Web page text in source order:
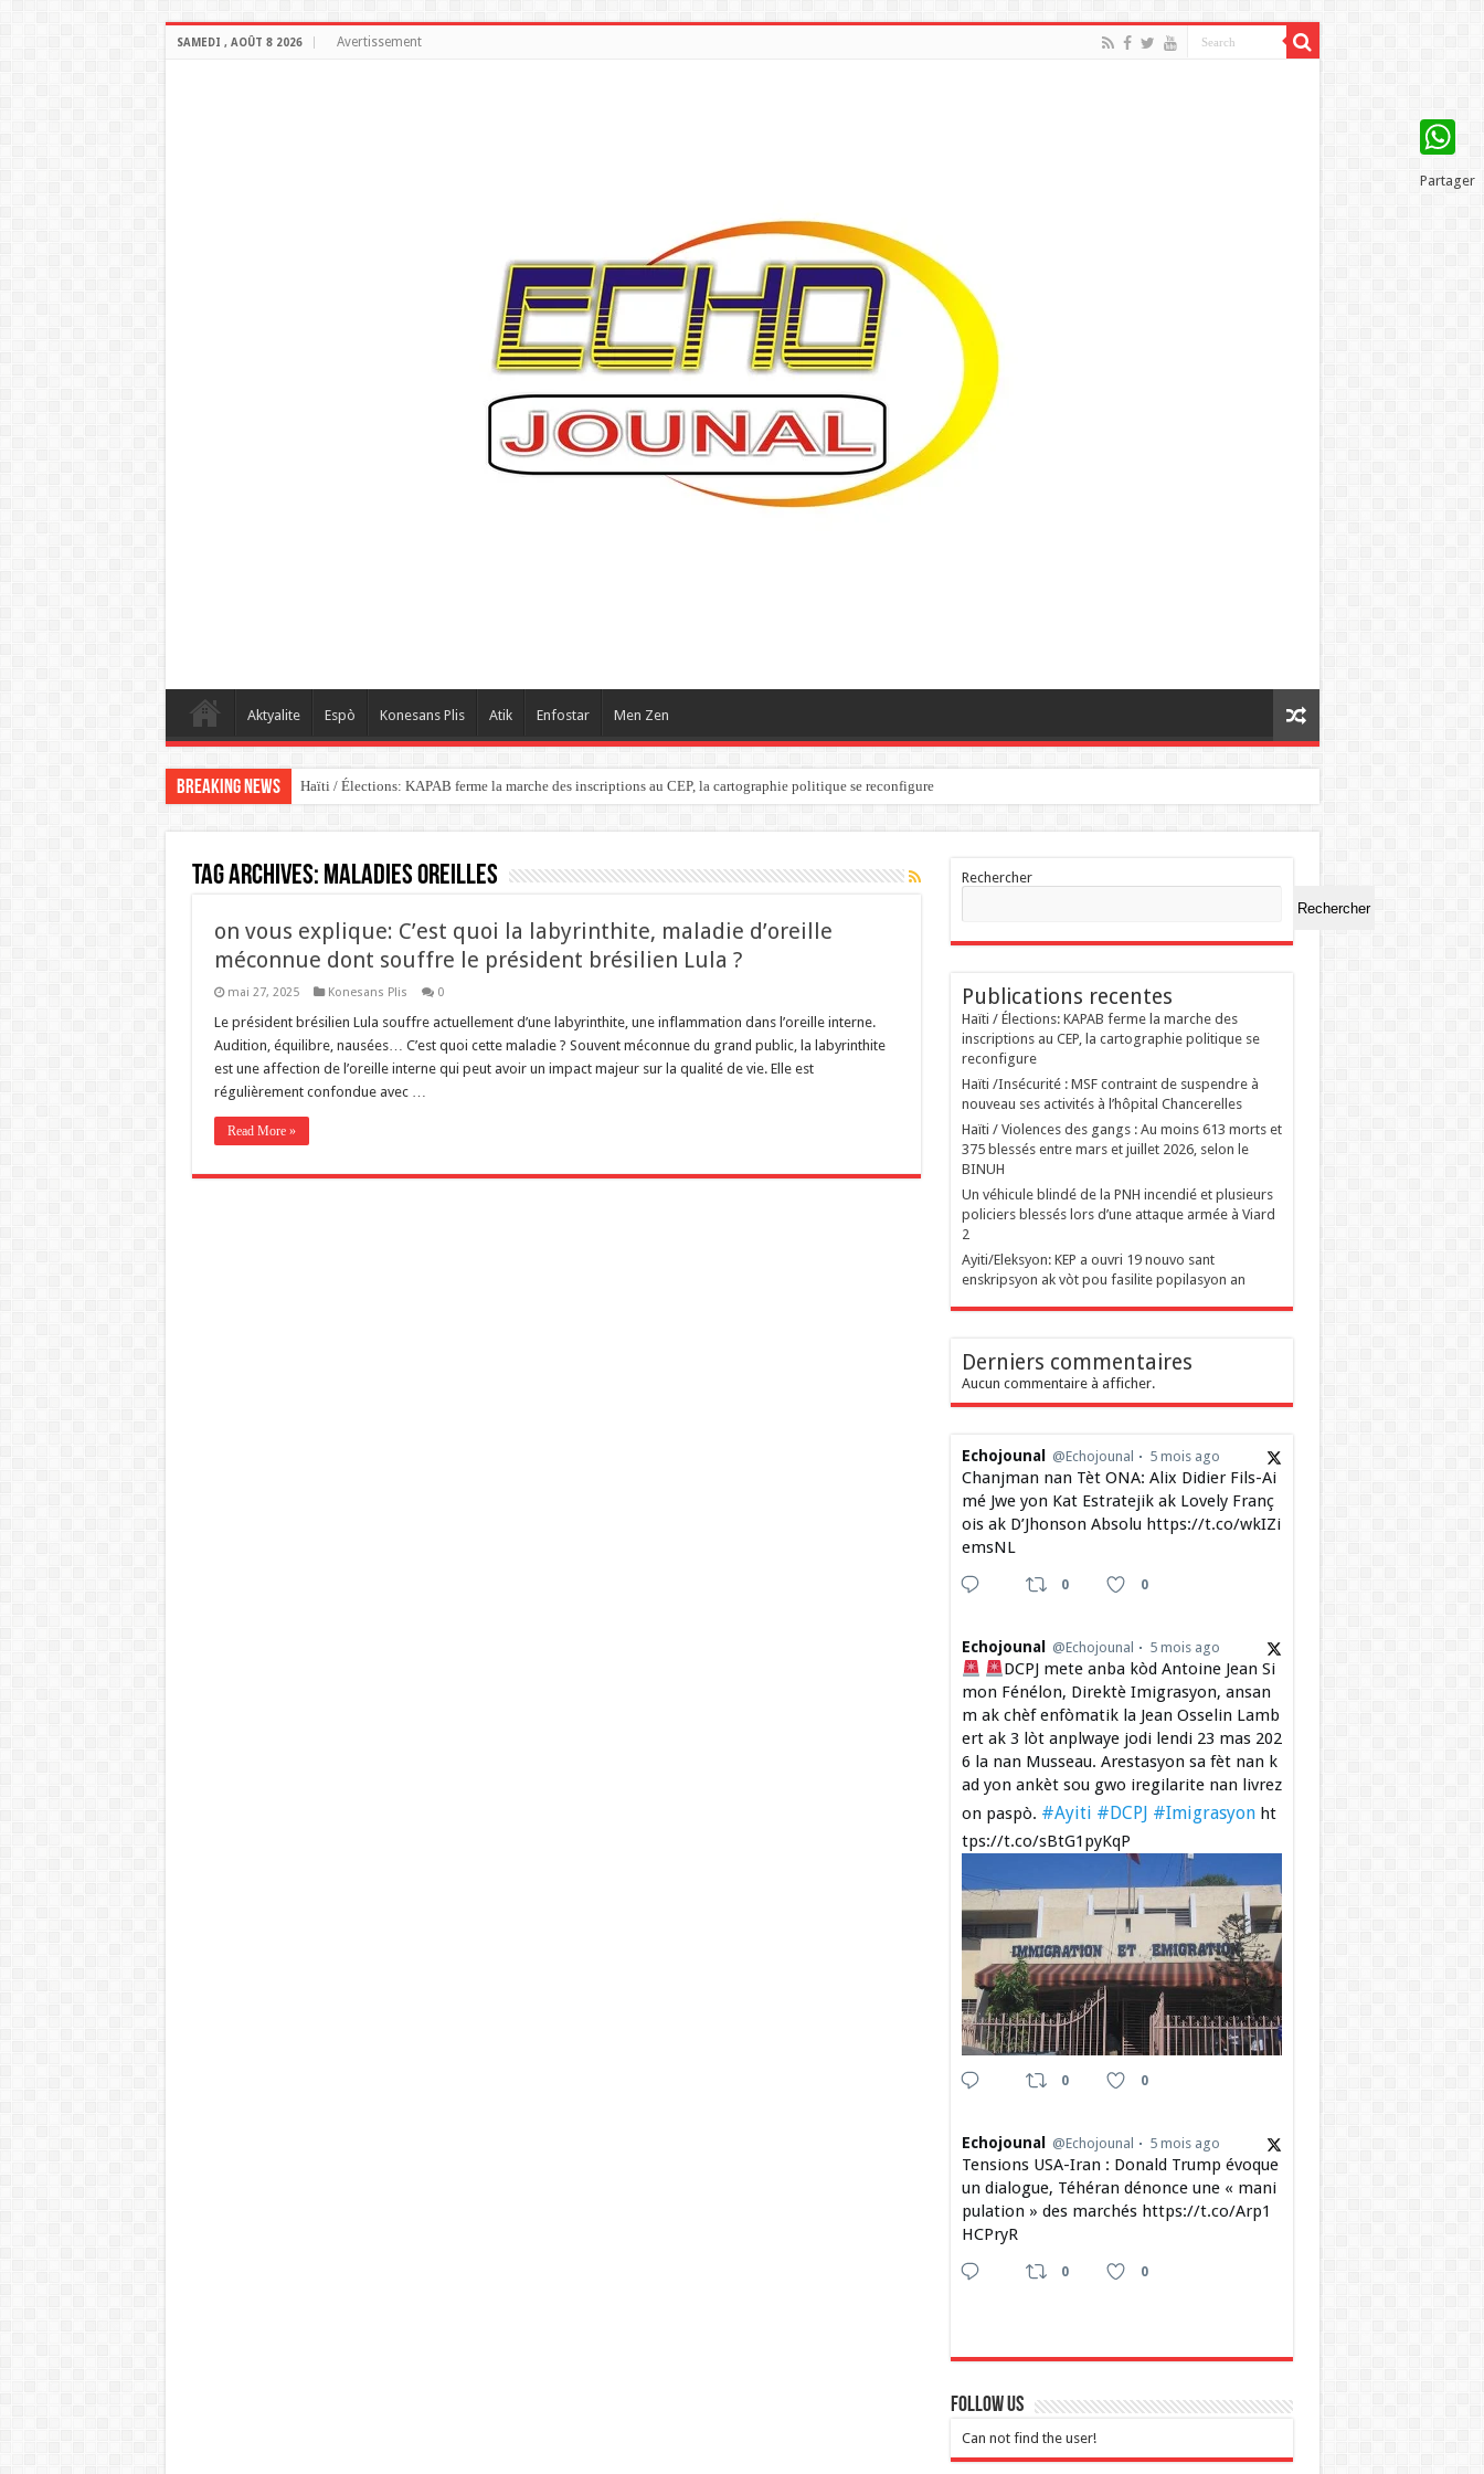
SAMEDI , AOÛT 8 2026 Avertissement
Aktyalite Espò Konesans Plis Atik Enfostar Men Zen
Breaking News Haïti / Élections: KAPAB ferme la marche des inscriptions au CEP, la cartographie politique se reconfigure
Tag Archives: MALADIES OREILLES
on vous explique: C’est quoi la labyrinthite, maladie d’oreille
méconnue dont souffre le président brésilien Lula ?
mai 27, 2025 Konesans Plis 0
Le président brésilien Lula souffre actuellement d’une labyrinthite, une inflammation dans l’oreille interne.
Audition, équilibre, nausées… C’est quoi cette maladie ? Souvent méconnue du grand public, la labyrinthite
est une affection de l’oreille interne qui peut avoir un impact majeur sur la qualité de vie. Elle est
régulièrement confondue avec …
Read More »
Rechercher
Rechercher
Publications recentes
Haïti / Élections: KAPAB ferme la marche des
inscriptions au CEP, la cartographie politique se
reconfigure
Haïti /Insécurité : MSF contraint de suspendre à
nouveau ses activités à l’hôpital Chancerelles
Haïti / Violences des gangs : Au moins 613 morts et
375 blessés entre mars et juillet 2026, selon le
BINUH
Un véhicule blindé de la PNH incendié et plusieurs
policiers blessés lors d’une attaque armée à Viard
2
‎Ayiti/Eleksyon: KEP a ouvri 19 nouvo sant
enskripsyon ak vòt pou fasilite popilasyon an
Derniers commentaires
Aucun commentaire à afficher.
Echojounal @Echojounal 5 mois ago
Chanjman nan Tèt ONA: Alix Didier Fils-Ai
mé Jwe yon Kat Estratejik ak Lovely Franç
ois ak D’Jhonson Absolu https://t.co/wkIZi
emsNL
0 0
Echojounal @Echojounal 5 mois ago
DCPJ mete anba kòd Antoine Jean Si
mon Fénélon, Direktè Imigrasyon, ansan
m ak chèf enfòmatik la Jean Osselin Lamb
ert ak 3 lòt anplwaye jodi lendi 23 mas 202
6 la nan Musseau. Arestasyon sa fèt nan k
ad yon ankèt sou gwo iregilarite nan livrez
on paspò. #Ayiti #DCPJ #Imigrasyonht
tps://t.co/sBtG1pyKqP
0 0
Echojounal @Echojounal 5 mois ago
Tensions USA-Iran : Donald Trump évoque
un dialogue, Téhéran dénonce une « mani
pulation » des marchés https://t.co/Arp1
HCPryR
0 0
Follow Us
Can not find the user!
WhatsApp
Partager